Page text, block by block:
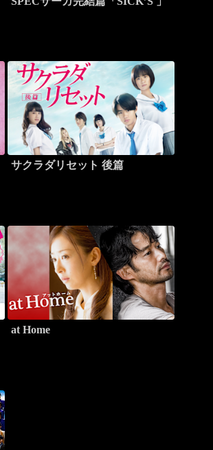
サクラダリセット 後篇
at Home